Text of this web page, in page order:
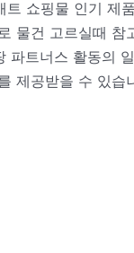
트 쇼핑물 인기 제
물건 고르실때 참
파트너스 활동의
제공받을 수 있습